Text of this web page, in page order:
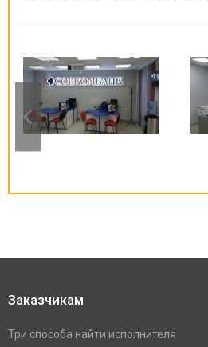
Заказчикам
Три способа найти исполнителя